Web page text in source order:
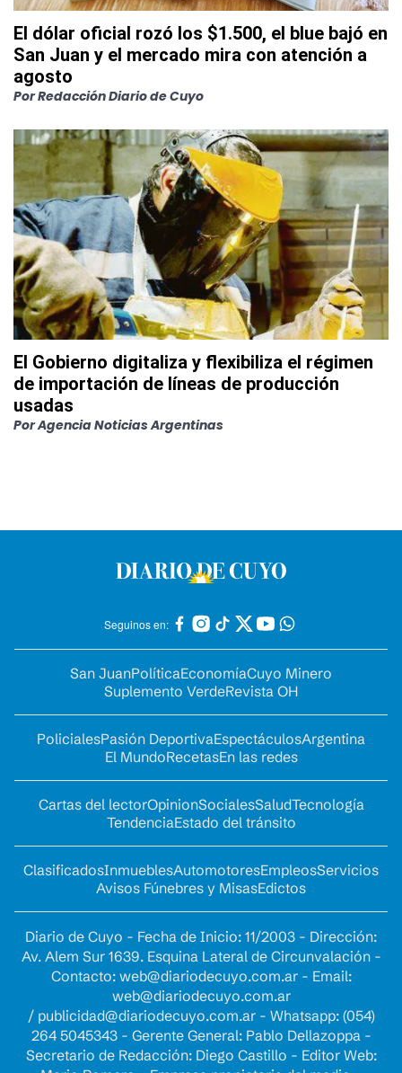
El dólar oficial rozó los $1.500, el blue bajó en
San Juan y el mercado mira con atención a
agosto
PorRedacción Diario de Cuyo
El Gobierno digitaliza y flexibiliza el régimen
de importación de líneas de producción
usadas
PorAgencia Noticias Argentinas
Seguinos en:
San JuanPolíticaEconomíaCuyo Minero
Suplemento VerdeRevista OH
PolicialesPasión DeportivaEspectáculosArgentina
El MundoRecetasEn las redes
Cartas del lectorOpinionSocialesSaludTecnología
TendenciaEstado del tránsito
ClasificadosInmueblesAutomotoresEmpleosServicios
Avisos Fúnebres y MisasEdictos
Diario de Cuyo - Fecha de Inicio: 11/2003 - Dirección:
Av. Alem Sur 1639. Esquina Lateral de Circunvalación -
Contacto: web@diariodecuyo.com.ar- Email:
web@diariodecuyo.com.ar
/ publicidad@diariodecuyo.com.ar- Whatsapp: (054)
264 5045343 - Gerente General: Pablo Dellazoppa -
Secretario de Redacción: Diego Castillo - Editor Web: